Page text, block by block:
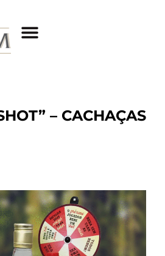
– CACHAÇAS